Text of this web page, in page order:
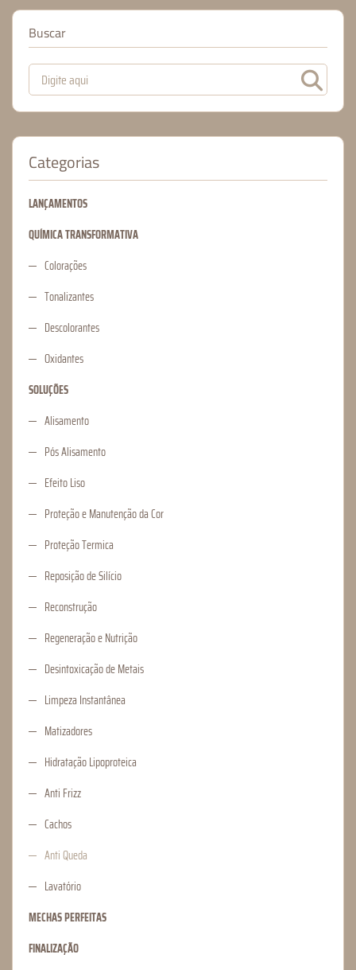
Buscar
Categorias
LANÇAMENTOS
QUÍMICA TRANSFORMATIVA
Colorações
Tonalizantes
Descolorantes
Oxidantes
SOLUÇÕES
Alisamento
Pós Alisamento
Efeito Liso
Proteção e Manutenção da Cor
Proteção Termica
Reposição de Silício
Reconstrução
Regeneração e Nutrição
Desintoxicação de Metais
Limpeza Instantânea
Matizadores
Hidratação Lipoproteica
Anti Frizz
Cachos
Anti Queda
Lavatório
MECHAS PERFEITAS
FINALIZAÇÃO